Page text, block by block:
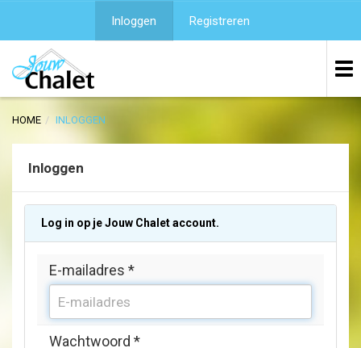
Inloggen Registreren
HOME INLOGGEN
Inloggen
Log in op je Jouw Chalet account.
E-mailadres *
Wachtwoord *